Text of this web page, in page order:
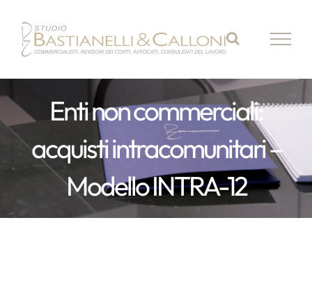
contenuto
Enti non commerciali:
acquisti intracomunitari –
Modello INTRA-12